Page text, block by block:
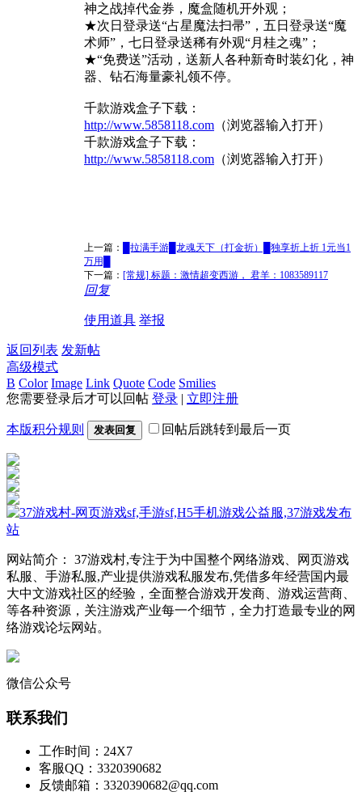
神之战掉代金券，魔盒随机开外观；
★次日登录送“占星魔法扫帚”，五日登录送“魔
术师”，七日登录送稀有外观“月桂之魂”；
★“免费送”活动，送新人各种新奇时装幻化，神
器、钻石海量豪礼领不停。
千款游戏盒子下载：
http://www.5858118.com （浏览器输入打开）
千款游戏盒子下载：
http://www.5858118.com （浏览器输入打开）
上一篇：
█拉满手游█龙魂天下（打金折）█独享折上折 1元当1
万用█
下一篇： [常规] 标题：激情超变西游， 君羊：1083589117
回复
使用道具 举报
返回列表 发新帖
高级模式
B Color Image Link Quote Code Smilies
您需要登录后才可以回帖 登录 | 立即注册
本版积分规则 发表回复 回帖后跳转到最后一页
网站简介： 37游戏村,专注于为中国整个网络游戏、网页游戏
私服、手游私服,产业提供游戏私服发布,凭借多年经营国内最
大中文游戏社区的经验，全面整合游戏开发商、游戏运营商、
等各种资源，关注游戏产业每一个细节，全力打造最专业的网
络游戏论坛网站。
微信公众号
联系我们
工作时间：24X7
客服QQ：3320390682
反馈邮箱：3320390682@qq.com